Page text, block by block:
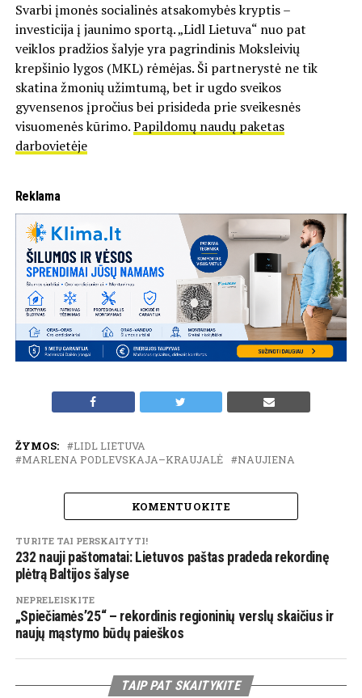
Svarbi įmonės socialinės atsakomybės kryptis –
investicija į jaunimo sportą. „Lidl Lietuva“ nuo pat
veiklos pradžios šalyje yra pagrindinis Moksleivių
krepšinio lygos (MKL) rėmėjas. Ši partnerystė ne tik
skatina žmonių užimtumą, bet ir ugdo sveikos
gyvensenos įpročius bei prisideda prie sveikesnės
visuomenės kūrimo.Papildomų naudų paketas
darbovietėje
Reklama
ŽYMOS:
LIDL LIETUVA
MARLENA PODLEVSKAJA–KRAUJALĖ
NAUJIENA
KOMENTUOKITE
TURITE TAI PERSKAITYTI!
232 nauji paštomatai: Lietuvos paštas pradeda rekordinę
plėtrą Baltijos šalyse
NEPRELEISKITE
„Spiečiamės’25“ – rekordinis regioninių verslų skaičius ir
naujų mąstymo būdų paieškos
TAIP PAT SKAITYKITE